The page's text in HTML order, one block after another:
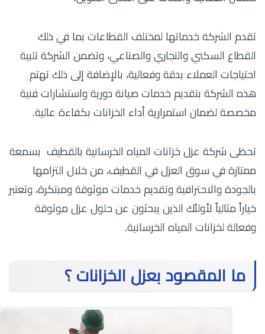
تقدم الشركة خدماتها لمختلف القطاعات بما في ذلك
القطاع السكني والتجاري والصناعي، وتضمن الشركة تلبية
احتياجات العملاء بدقة وفعالية، بالإضافة إلى ذلك تهتم
هذه الشركة بتقديم خدمات صيانة دورية واستشارات فنية
مخصصة لضمان استمرارية أداء الخزانات بكفاءة عالية.
تحظى شركة عزل خزانات المياه الخرسانية بالقطيف بسمعة
ممتازة في سوق العزل في القطيف، من خلال التزامها
بالجودة والاحترافية وتقديم خدمات موثوقة ومبتكرة، وتعتبر
خياراً مثالياً لأولئك الذين يبحثون عن حلول عزل موثوقة
وفعالة لخزانات المياه الخرسانية.
ما المقصود بعزل الخزانات ؟